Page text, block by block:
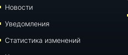
Новости
Уведомления
Статистика изменений